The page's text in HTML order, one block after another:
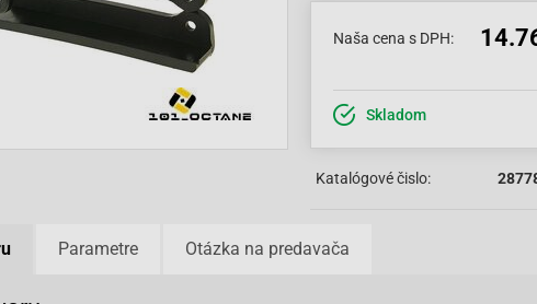
Naša cena s DPH:
Skladom
Katalógové čislo:
Parametre Otázka na predavača